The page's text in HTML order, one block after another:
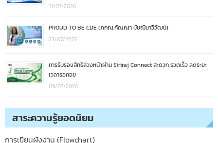
31/07/2026
PROUD TO BE CDE (ภกญ.กัญญา มัชฌิมาวิวัฒน์)
23/07/2026
การรับรองสิทธิล่วงหน้าผ่าน Siriraj Connect สะดวก รวดเร็ว ลดระยะ
เวลารอคอย
09/07/2026
สาระความรู้ยอดนิยม
การเขียนผังงาน (Flowchart)